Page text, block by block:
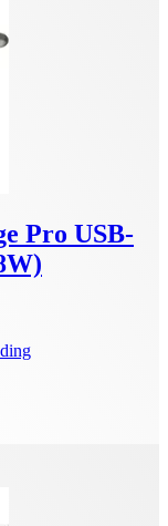
Pro USB-